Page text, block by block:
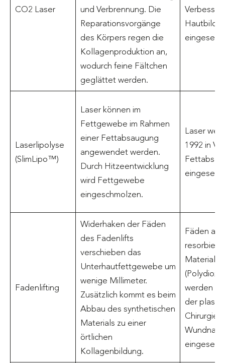
CO2 Laser
und Verbrennung. Die
Reparationsvorgänge
des Körpers regen die
Kollagenproduktion an,
wodurch feine Fältchen
geglättet werden.
Laserlipolyse
(SlimLipo™)
Laser können im
Fettgewebe im Rahmen
einer Fettabsaugung
angewendet werden.
Durch Hitzeentwicklung
wird Fettgewebe
eingeschmolzen.
Laser
1992 in
Fadenlifting
Widerhaken der Fäden
des Fadenlifts
verschieben das
Unterhautfettgewebe um
wenige Millimeter.
Zusätzlich kommt es beim
Abbau des synthetischen
Materials zu einer
örtlichen
Kollagenbildung.
Fäden
Material
werden
der
Chirurgie
Wundnaht